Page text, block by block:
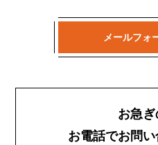
メールフォ
お急
お電話でお問